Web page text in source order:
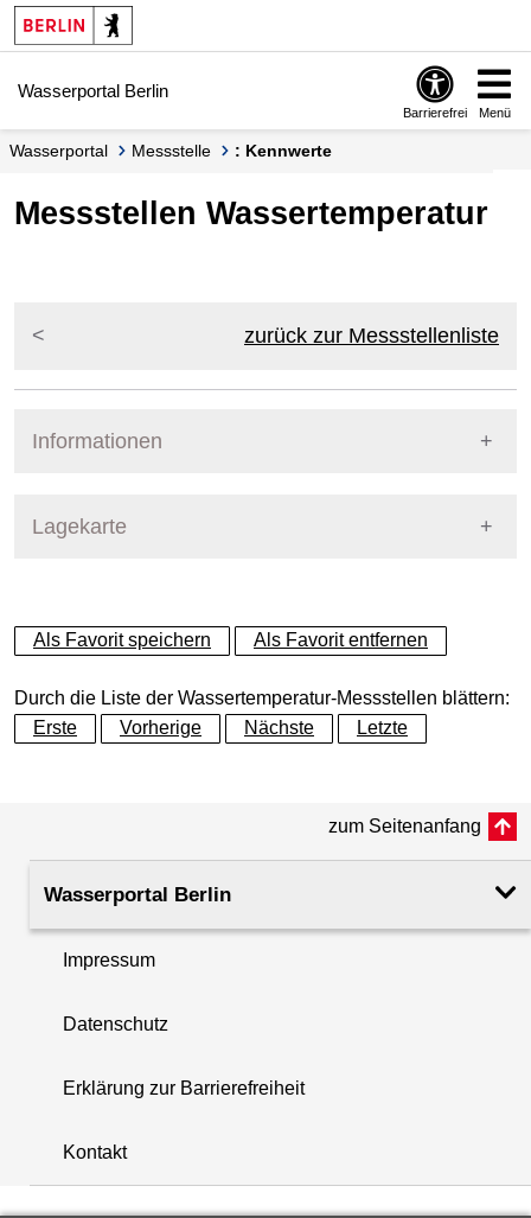
Springe zur Navigation
Springe zum Inhalt
Wasserportal Berlin
Barrierefrei Menü
Wasserportal Messstelle : Kennwerte
Messstellen Wassertemperatur
zurück zur Messstellenliste
Informationen
Lagekarte
+
−
+
−
Als Favorit speichern Als Favorit entfernen
Durch die Liste der Wassertemperatur-Messstellen blättern:
Erste
Vorherige Nächste Letzte
zum Seitenanfang
Wasserportal Berlin
Impressum
Datenschutz
Erklärung zur Barrierefreiheit
Kontakt